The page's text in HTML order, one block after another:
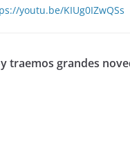
youtu.be/KIUg0IZwQSs
traemos grandes